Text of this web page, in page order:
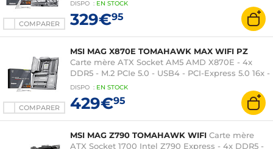
COMPARER
DISPO : EN STOCK
329€95
COMPARER
MSI MAG X870E TOMAHAWK MAX WIFI PZ
Carte mère ATX Socket AM5 AMD X870E - 4x
DDR5 - M.2 PCIe 5.0 - USB4 - PCI-Express 5.0 16x -
LAN 5 GbE - Wi-Fi 7
DISPO : EN STOCK
429€95
MSI MAG Z790 TOMAHAWK WIFI Carte mère
ATX Socket 1700 Intel Z790 Express - 4x DDR5 -